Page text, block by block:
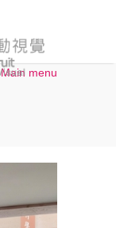
Main menu